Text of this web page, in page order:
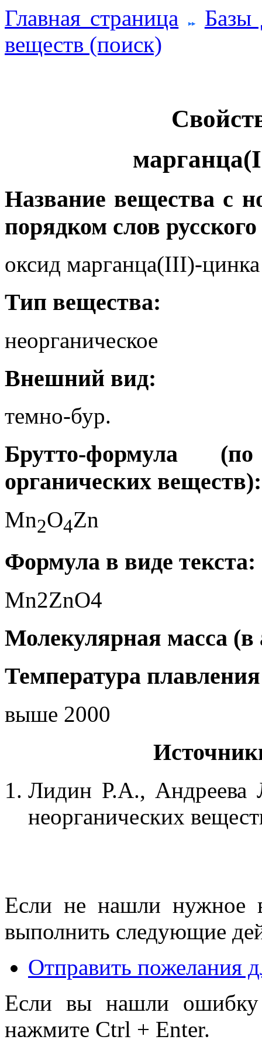
Главная страница
Базы
веществ (поиск)
Название вещества с
порядком слов
оксид марганца(III)-цинка
Тип вещества:
неорганическое
Внешний вид:
темно-бур.
Брутто-формула
органических веществ):
Mn2O4Zn
Формула в виде текста:
Mn2ZnO4
Молекулярная масса (в
Температура
выше 2000
Лидин Р.А.,
неорганических
Если не нашли нужное
выполнить следующие
Отправить пожелания
Если вы нашли ошибку
нажмите Ctrl + Enter.